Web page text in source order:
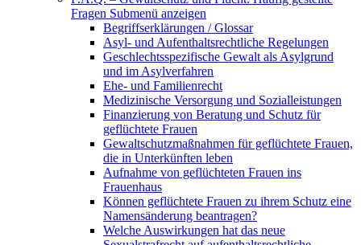
Fragen Submenü anzeigen
Begriffserklärungen / Glossar
Asyl- und Aufenthaltsrechtliche Regelungen
Geschlechtsspezifische Gewalt als Asylgrund
und im Asylverfahren
Ehe- und Familienrecht
Medizinische Versorgung und Sozialleistungen
Finanzierung von Beratung und Schutz für
geflüchtete Frauen
Gewaltschutzmaßnahmen für geflüchtete Frauen,
die in Unterkünften leben
Aufnahme von geflüchteten Frauen ins
Frauenhaus
Können geflüchtete Frauen zu ihrem Schutz eine
Namensänderung beantragen?
Welche Auswirkungen hat das neue